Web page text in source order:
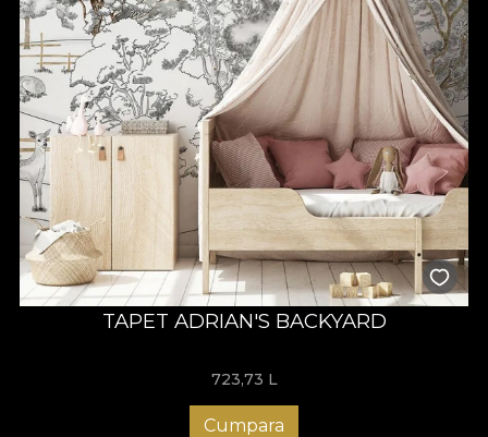
TAPET ADRIAN'S BACKYARD
723,73 L
Cumpara